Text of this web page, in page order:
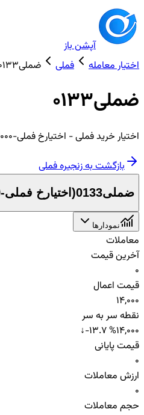
آپشن باز
اختیار معامله
فملی ضملی0133
ضملی0133
اختیار خریدفملی- اختیارخ فملی-14000-1405/01/11
بازگشت به زنجیرهفملی
ضملی0133 ( اختیارخ فملی-14000-1405/01/11
نمودارها
معاملات
آخرین قیمت
0
قیمت اعمال
14,000
نقطه سر به سر
14,000
↓-13.7 %
قیمت پایانی
0
ارزش معاملات
0
حجم معاملات